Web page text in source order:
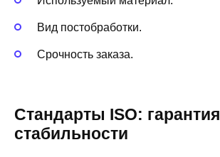
Вид постобработки.
Срочность заказа.
Стандарты ISO: гарантия
стабильности